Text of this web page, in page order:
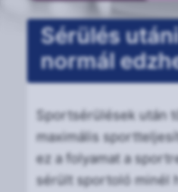
Sérülés
normál
Sportsérülések után
maximális
ez a folyamat a
sérült sportoló minél